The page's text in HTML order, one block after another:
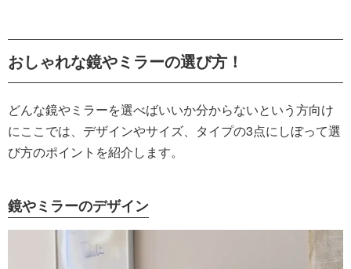
おしゃれな鏡やミラーの選び方！
どんな鏡やミラーを選べばいいか分からないという方向け
にここでは、デザインやサイズ、タイプの3点にしぼって選
び方のポイントを紹介します。
鏡やミラーのデザイン